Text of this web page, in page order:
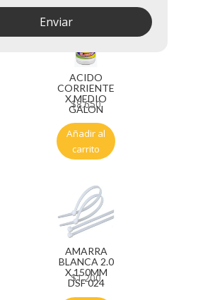
ACIDO
CORRIENTE
X MEDIO
GALON
$8.650
Añadir al
carrito
AMARRA
BLANCA 2.0
X 150MM
DSF 024
$1.200
Enviar